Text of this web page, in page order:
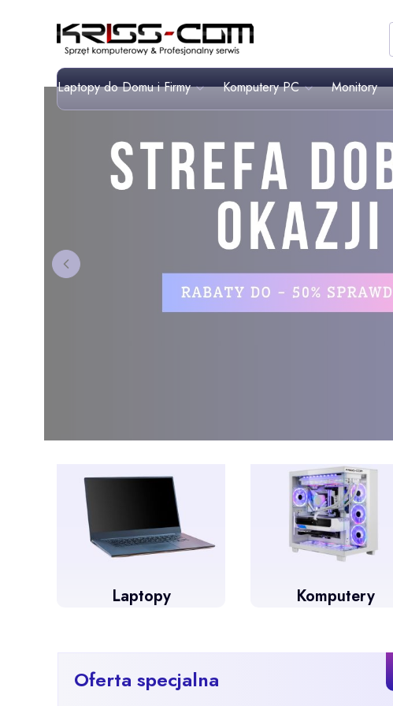
Laptopy do Domu i Firmy Komputery PC Monitory
Laptopy Komputery
Oferta specjalna